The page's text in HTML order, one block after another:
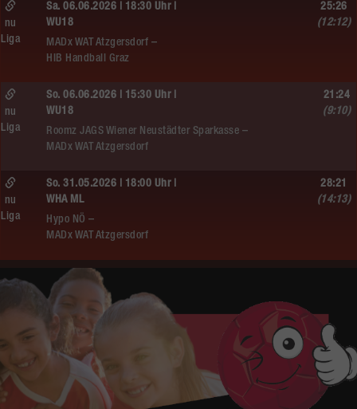
Sa. 06.06.2026 | 18:30 Uhr |
WU18
MADx WAT Atzgersdorf –
HIB Handball Graz
nu
Liga
25:26
(12:12)
So. 06.06.2026 | 15:30 Uhr |
WU18
Roomz JAGS Wiener Neustädter Sparkasse –
MADx WAT Atzgersdorf
nu
Liga
21:24
(9:10)
So. 31.05.2026 | 18:00 Uhr |
WHA ML
Hypo NÖ –
MADx WAT Atzgersdorf
nu
Liga
28:21
(14:13)